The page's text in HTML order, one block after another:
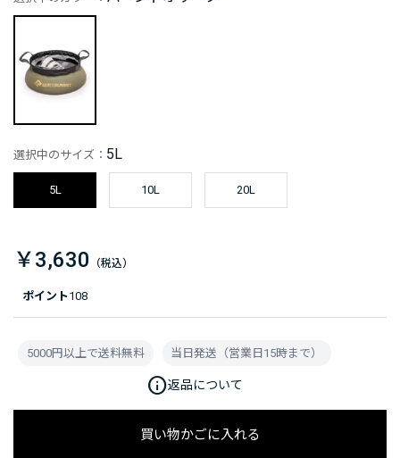
ポイント108
選択中のサイズ： 5L
5L 10L 20L
￥3,630
買い物かごに入れる
5000円以上で送料無料 当日発送（営業日15時まで）
info返品について